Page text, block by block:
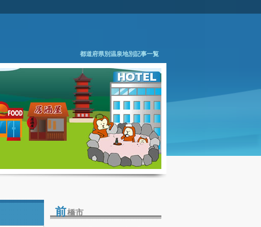
都道府県別温泉地別記事一覧
前橋市